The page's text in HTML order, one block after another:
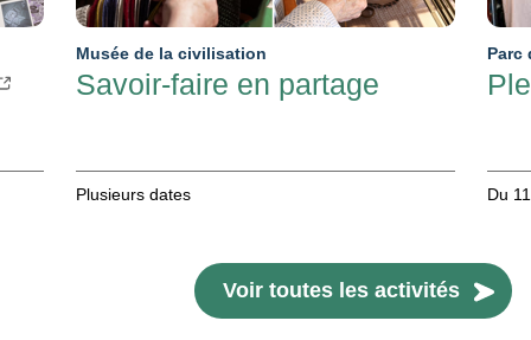
Musée de la civilisation
Savoir-faire en partage
Plusieurs dates
Parc
Du
Voir toutes les activités